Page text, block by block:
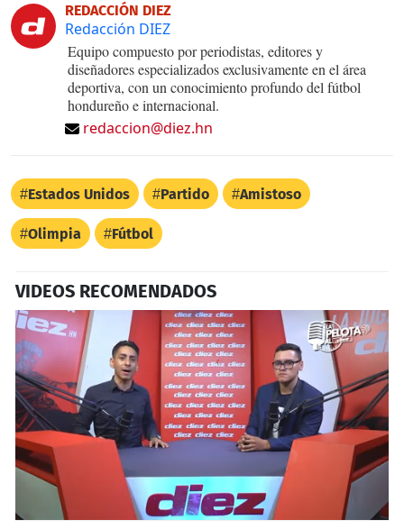
REDACCIÓN DIEZ
Redacción DIEZ
Equipo compuesto por periodistas, editores y
diseñadores especializados exclusivamente en el área
deportiva, con un conocimiento profundo del fútbol
hondureño e internacional.
redaccion@diez.hn
Estados Unidos Partido Amistoso
Olimpia Fútbol
VIDEOS RECOMENDADOS